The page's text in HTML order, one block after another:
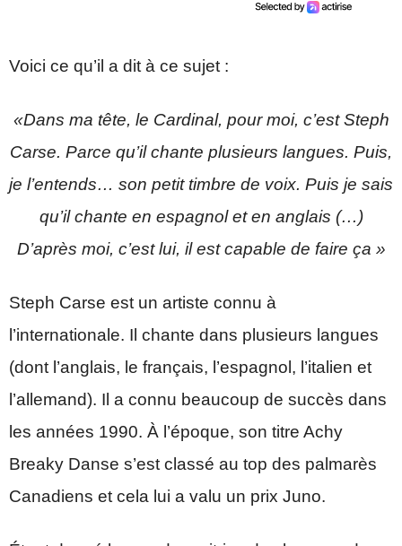
Voici ce qu’il a dit à ce sujet :
«Dans ma tête, le Cardinal, pour moi, c’est Steph
Carse. Parce qu’il chante plusieurs langues. Puis,
je l’entends… son petit timbre de voix. Puis je sais
qu’il chante en espagnol et en anglais (…)
D’après moi, c’est lui, il est capable de faire ça »
Steph Carse est un artiste connu à
l’internationale. Il chante dans plusieurs langues
(dont l’anglais, le français, l’espagnol, l’italien et
l’allemand). Il a connu beaucoup de succès dans
les années 1990. À l’époque, son titre Achy
Breaky Danse s’est classé au top des palmarès
Canadiens et cela lui a valu un prix Juno.